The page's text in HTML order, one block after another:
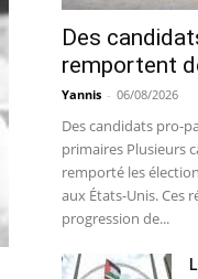
Des
remportent
Yannis - 06/08/2026
Des candidats pro-
primaires Plusieurs
remporté les
aux États-Unis. Ces
progression de...